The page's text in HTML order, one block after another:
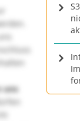
uns